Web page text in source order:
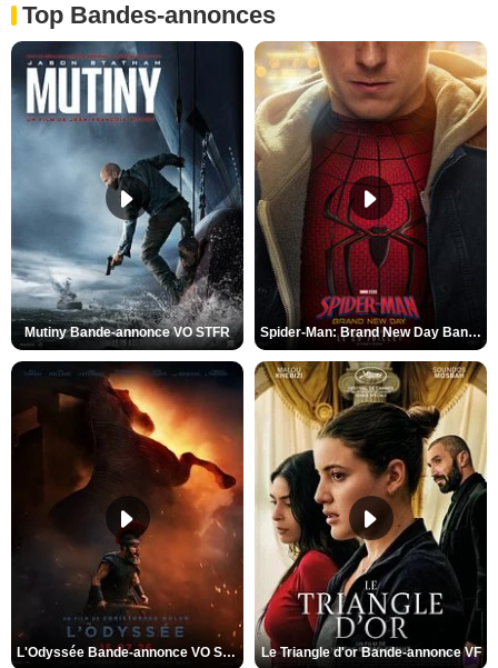
Top Bandes-annonces
Mutiny Bande-annonce VO STFR Spider-Man: Brand New Day Bande-annonce VO STFR
L'Odyssée Bande-annonce VO STFR Le Triangle d'or Bande-annonce VF